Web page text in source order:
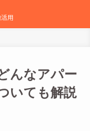
んなアパー
いても解説